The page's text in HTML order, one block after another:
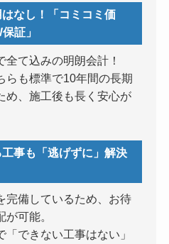
なし！「コミコミ価
証」
て込みの明朗会計！
らも標準で10年間の長期
め、施工後も長く安心が
事も「逃げずに」解決
完備しているため、お待
可能。
できない工事はない」